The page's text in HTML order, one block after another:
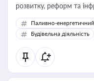
розвитку, реформ та
Паливно-
Будівельна діяльність